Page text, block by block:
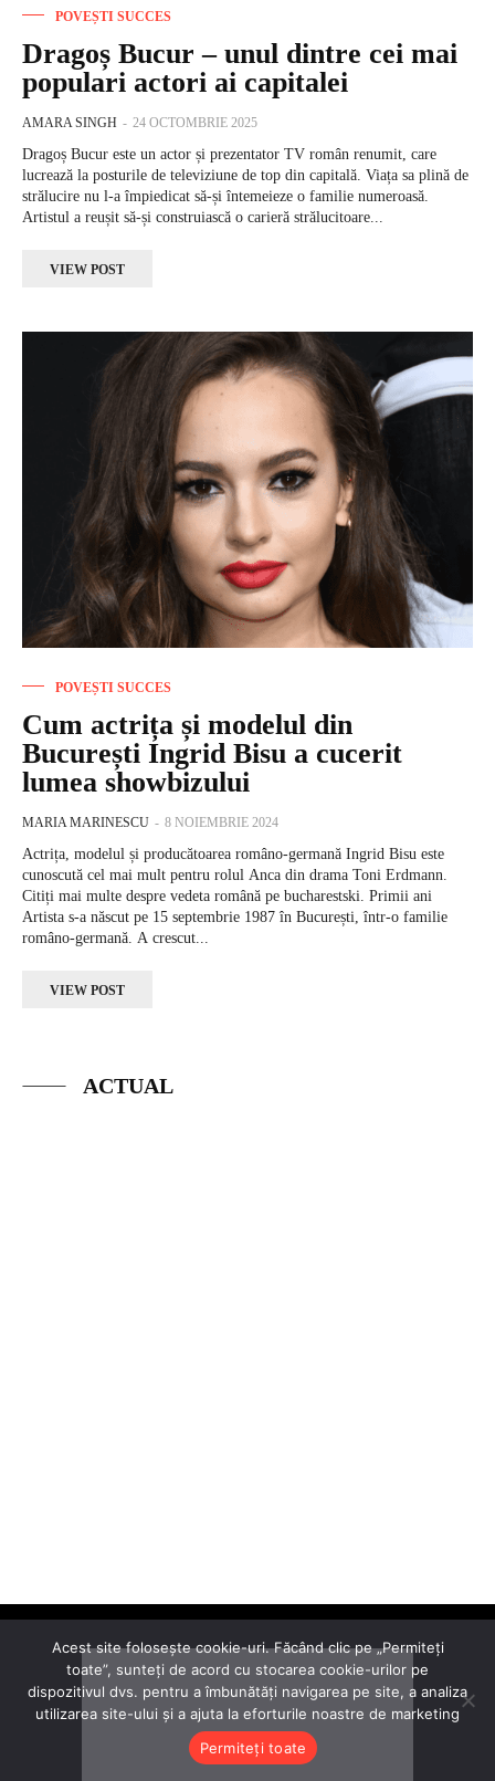
POVEȘTI SUCCES
Dragoș Bucur – unul dintre cei mai
populari actori ai capitalei
AMARA SINGH - 24 OCTOMBRIE 2025
Dragoș Bucur este un actor și prezentator TV român renumit, care
lucrează la posturile de televiziune de top din capitală. Viața sa plină de
strălucire nu l-a împiedicat să-și întemeieze o familie numeroasă.
Artistul a reușit să-și construiască o carieră strălucitoare...
VIEW POST
POVEȘTI SUCCES
Cum actrița și modelul din
București Ingrid Bisu a cucerit
lumea showbizului
MARIA MARINESCU - 8 NOIEMBRIE 2024
Actrița, modelul și producătoarea româno-germană Ingrid Bisu este
cunoscută cel mai mult pentru rolul Anca din drama Toni Erdmann.
Citiți mai multe despre vedeta română pe bucharestski. Primii ani
Artista s-a născut pe 15 septembrie 1987 în București, într-o familie
româno-germană. A crescut...
VIEW POST
ACTUAL
Acest site folosește cookie-uri. Făcând clic pe „Permiteți
toate”, sunteți de acord cu stocarea cookie-urilor pe
dispozitivul dvs. pentru a îmbunătăți navigarea pe site, a analiza
utilizarea site-ului și a ajuta la eforturile noastre de marketing
Permiteți toate